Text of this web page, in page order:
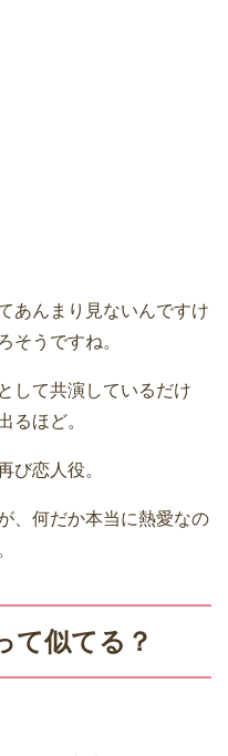
あんまり見ないんですけ
そうですね。
して共演しているだけ
るほど。
び恋人役。
、何だか本当に熱愛なの
て似てる？